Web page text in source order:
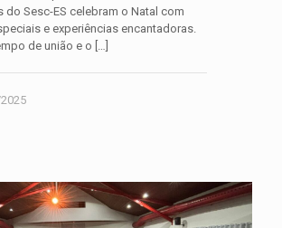
do Sesc-ES celebram o Natal com
e experiências encantadoras.
de união e o […]